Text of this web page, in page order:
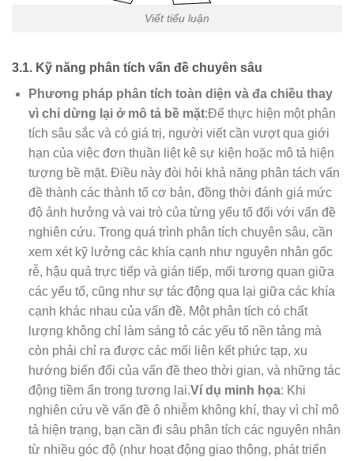
Viết tiểu luận
3.1. Kỹ năng phân tích vấn đề chuyên sâu
Phương pháp phân tích toàn diện và đa chiều thay
vì chỉ dừng lại ở mô tả bề mặt:Để thực hiện một phân
tích sâu sắc và có giá trị, người viết cần vượt qua giới
hạn của việc đơn thuần liệt kê sự kiện hoặc mô tả hiện
tượng bề mặt. Điều này đòi hỏi khả năng phân tách vấn
đề thành các thành tố cơ bản, đồng thời đánh giá mức
độ ảnh hưởng và vai trò của từng yếu tố đối với vấn đề
nghiên cứu. Trong quá trình phân tích chuyên sâu, cần
xem xét kỹ lưởng các khía cạnh như nguyên nhân gốc
rễ, hậu quả trực tiếp và gián tiếp, mối tương quan giữa
các yếu tố, cũng như sự tác động qua lại giữa các khía
cạnh khác nhau của vấn đề. Một phân tích có chất
lượng không chỉ làm sáng tỏ các yếu tố nền tảng mà
còn phải chỉ ra được các mối liên kết phức tạp, xu
hướng biến đổi của vấn đề theo thời gian, và những tác
động tiềm ẩn trong tương lai.Ví dụ minh họa: Khi
nghiên cứu về vấn đề ô nhiễm không khí, thay vì chỉ mô
tả hiện trạng, bạn cần đi sâu phân tích các nguyên nhân
từ nhiều góc độ (như hoạt động giao thông, phát triển